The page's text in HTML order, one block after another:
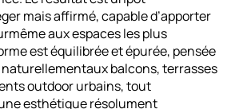
mais affirmé, capable d’apporter
aux espaces les plus
est équilibrée et épurée, pensée
naturellementaux balcons, terrasses
outdoor urbains, tout
esthétique résolument